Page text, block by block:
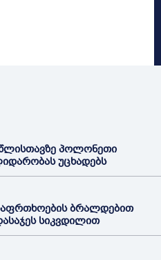
პოლონეთი
უცხადებს
ბრალდებით
სიკვდილით